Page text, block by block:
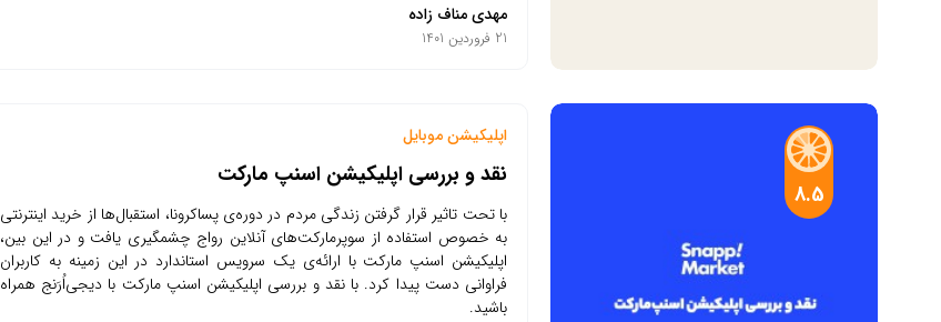
مهدی مناف زاده
21 فروردین 1401
8.5
اپلیکیشن موبایل
نقد و بررسی اپلیکیشن اسنپ مارکت
با تحت تاثیر قرار گرفتن زندگی مردم در دوره‌ی پساکرونا، استقبال‌ها از خرید اینترنتی
به خصوص استفاده از سوپرمارکت‌های آنلاین رواج چشمگیری یافت و در این بین،
اپلیکیشن اسنپ مارکت با ارائه‌ی یک سرویس استاندارد در این زمینه به کاربران
فراوانی دست پیدا کرد. با نقد و بررسی اپلیکیشن اسنپ مارکت با دیجی‌اُرَنج همراه
باشید.